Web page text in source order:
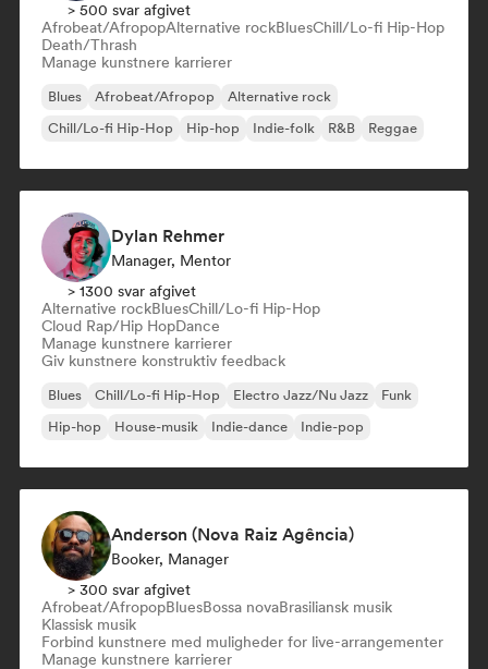
> 500 svar afgivet
Afrobeat/AfropopAlternative rockBluesChill/Lo-fi Hip-Hop
Death/Thrash
Manage kunstnere karrierer
Blues Afrobeat/Afropop
Alternative rock
Chill/Lo-fi Hip-Hop
Hip-hop Indie-folk R&B Reggae
Dylan Rehmer
Manager, Mentor
> 1300 svar afgivet
Alternative rockBluesChill/Lo-fi Hip-Hop
Cloud Rap/Hip HopDance
Manage kunstnere karrierer
Giv kunstnere konstruktiv feedback
Blues Chill/Lo-fi Hip-Hop Electro Jazz/Nu Jazz
Funk
Hip-hop
House-musik Indie-dance Indie-pop
Anderson (Nova Raiz Agência)
Booker, Manager
> 300 svar afgivet
Afrobeat/AfropopBluesBossa novaBrasiliansk musik
Klassisk musik
Forbind kunstnere med muligheder for live-arrangementer
Manage kunstnere karrierer